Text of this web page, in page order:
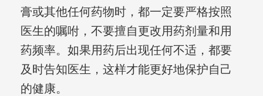
膏或其他任何药物时，都一定要严格按照
医生的嘱咐，不要擅自更改用药剂量和用
药频率。如果用药后出现任何不适，都要
及时告知医生，这样才能更好地保护自己
的健康。